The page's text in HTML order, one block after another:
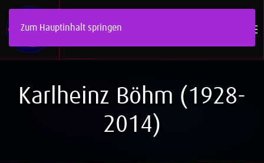
Zum Hauptinhalt springen
Karlheinz Böhm (1928-
2014)